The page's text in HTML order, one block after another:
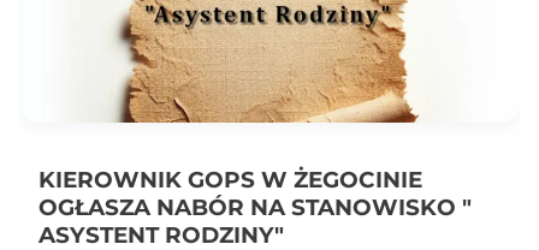
KIEROWNIK GOPS W ŻEGOCINIE
OGŁASZA NABÓR NA STANOWISKO "
ASYSTENT RODZINY"